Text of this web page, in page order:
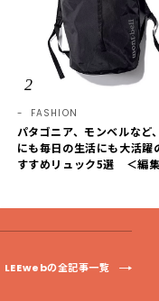
2
FASHION
パタゴニア、モンベルなど
にも毎日の生活にも大活躍
すすめリュック5選 ＜編
LEEwebの全記事一覧